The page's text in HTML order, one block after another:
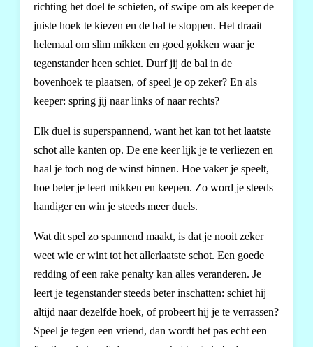
richting het doel te schieten, of swipe om als keeper de
juiste hoek te kiezen en de bal te stoppen. Het draait
helemaal om slim mikken en goed gokken waar je
tegenstander heen schiet. Durf jij de bal in de
bovenhoek te plaatsen, of speel je op zeker? En als
keeper: spring jij naar links of naar rechts?
Elk duel is superspannend, want het kan tot het laatste
schot alle kanten op. De ene keer lijk je te verliezen en
haal je toch nog de winst binnen. Hoe vaker je speelt,
hoe beter je leert mikken en keepen. Zo word je steeds
handiger en win je steeds meer duels.
Wat dit spel zo spannend maakt, is dat je nooit zeker
weet wie er wint tot het allerlaatste schot. Een goede
redding of een rake penalty kan alles veranderen. Je
leert je tegenstander steeds beter inschatten: schiet hij
altijd naar dezelfde hoek, of probeert hij je te verrassen?
Speel je tegen een vriend, dan wordt het pas echt een